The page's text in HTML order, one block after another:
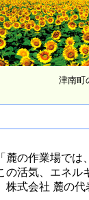
津南町
の作業場では
の活気、エネル
株式会社 麓の代